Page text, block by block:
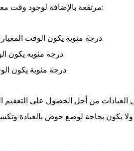
مرتفعة بالإضافة لوجود وقت معين بناء على درجة الحرارة وهي كالتالي:
120 درجة مئوية يكون الوقت المعياري له نحو ٨ساعات بحد ادنى.
160 درجه مئويه يكون الوقت المعياري له نحو ساعة.
180 درجة مئوية يكون الوقت المعياري نحو 20 دقيقة.
من أجل الحصول على التعقيم
يكون بحاجة لوضع حوض بالعيادة